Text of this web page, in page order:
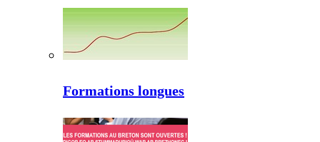
Formations longues